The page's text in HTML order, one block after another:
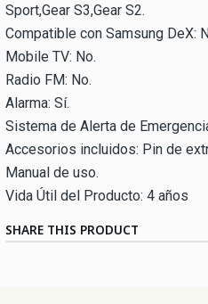
Sport,Gear S3,Gear S2.
Compatible con Samsung DeX:
Mobile TV: No.
Radio FM: No.
Alarma: Sí.
Sistema de Alerta de
Accesorios incluidos: Pin de
Manual de uso.
Vida Útil del Producto: 4 años
SHARE THIS PRODUCT